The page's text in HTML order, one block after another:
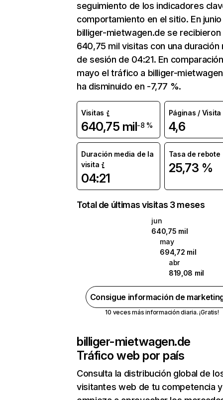
seguimiento de los indicadores
comportamiento en el sitio. En junio
billiger-mietwagen.de se recibieron
640,75 mil visitas con una duración
de sesión de 04:21. En
mayo el tráfico a billiger-
ha disminuido en -7,77 %.
Visitas
640,75 mil-8 %
Páginas / Visita
4,6
Duración media de la
visita
04:21
Tasa de rebote
25,73 %
Total de últimas visitas 3 meses
jun
640,75 mil
may
694,72 mil
abr
819,08 mil
Consigue información de
10 veces más información diaria. ¡Gratis!
billiger-mietwagen.de
Tráfico web por país
Consulta la distribución global de
visitantes web de tu competencia y